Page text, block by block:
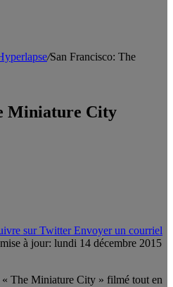
/San Francisco: The
Miniature City
sur Twitter Envoyer un courriel
à jour: lundi 14 décembre 2015
The Miniature City » filmé tout en